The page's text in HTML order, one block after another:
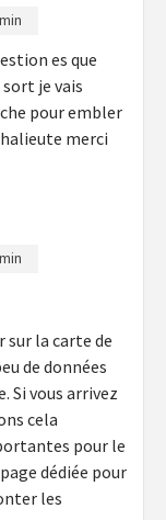
es que
je vais
pour embler
merci
sur la carte de
de données
Si vous arrivez
cela
pour le
dédiée pour
les